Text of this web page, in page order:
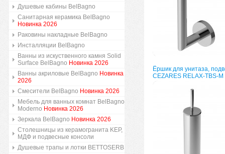
Душевые кабины BelBagno
Санитарная керамика BelBagno
Новинка 2026
Раковины накладные BelBagno
Инсталляции BelBagno
Ванны из искуственного камня Solid
Surface BelBagno Новинка 2026
Ванны акриловые BelBagno Новинка
2026
Смесители BelBagno Новинка 2026
Мебель для ванных комнат BelBagno
Moderno Новинка 2026
Зеркала BelBagno Новинка 2026
Столешницы из керамогранита KEP,
МДФ и подвесные консоли
Душевые трапы и лотки BETTOSERB
Ёршик для унитаза,
CEZARES RELAX-TBS-M